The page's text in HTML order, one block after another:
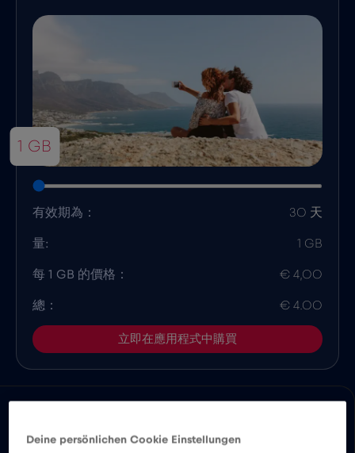
1 GB
有效期為： 30 天
量: 1 GB
每 1 GB 的價格： € 4,00
總： € 4.00
立即在應用程式中購買
下載易於安裝的 Red Bull MOBILE 應用程式，
Deine persönlichen Cookie Einstellungen